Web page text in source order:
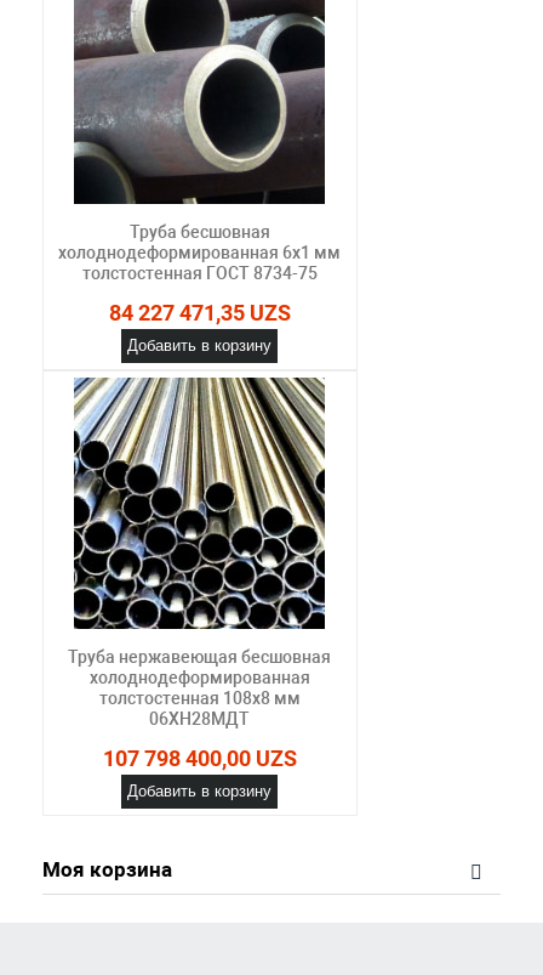
Труба бесшовная
холоднодеформированная 6х1 мм
толстостенная ГОСТ 8734-75
84 227 471,35 UZS
Добавить в корзину
Труба нержавеющая бесшовная
холоднодеформированная
толстостенная 108х8 мм
06ХН28МДТ
107 798 400,00 UZS
Добавить в корзину
Моя корзина